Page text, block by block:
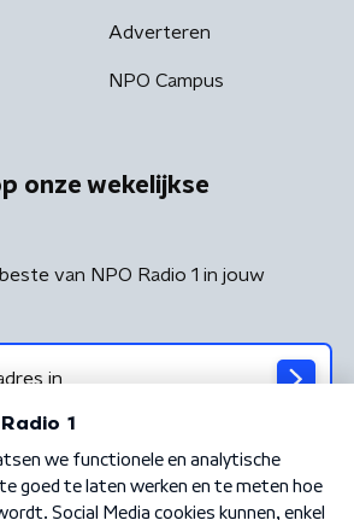
Adverteren
NPO Campus
onze wekelijkse
van NPO Radio 1 in jouw